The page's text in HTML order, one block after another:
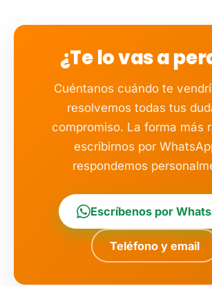
¿Te lo vas a
Cuéntanos cuándo te
resolvemos todas tus
compromiso. La forma más
escribirnos por
respondemos
Escríbenos por
Teléfono y email